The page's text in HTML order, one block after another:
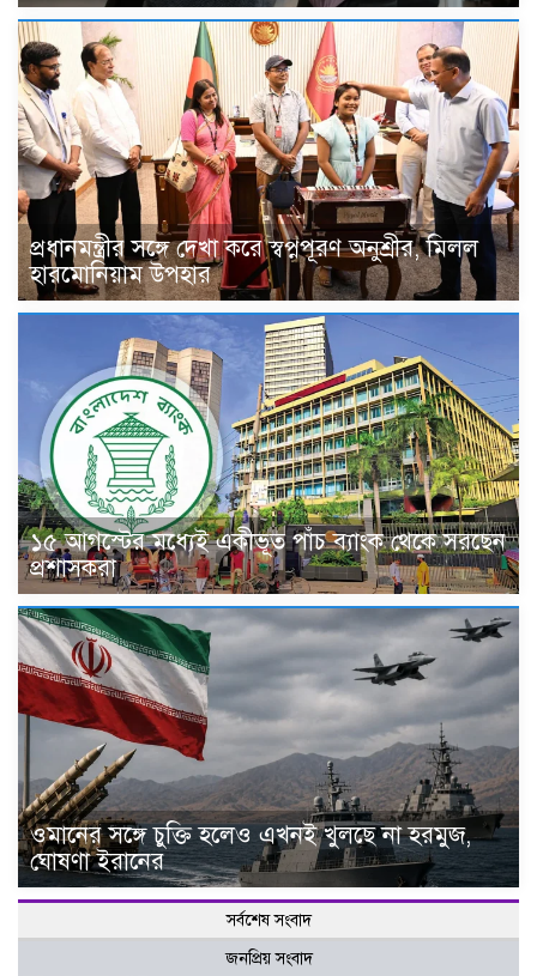
প্রধানমন্ত্রীর সঙ্গে দেখা করে স্বপ্নপূরণ অনুশ্রীর, মিলল
হারমোনিয়াম উপহার
১৫ আগস্টের মধ্যেই একীভূত পাঁচ ব্যাংক থেকে সরছেন
প্রশাসকরা
ওমানের সঙ্গে চুক্তি হলেও এখনই খুলছে না হরমুজ,
ঘোষণা ইরানের
সর্বশেষ সংবাদ
জনপ্রিয় সংবাদ